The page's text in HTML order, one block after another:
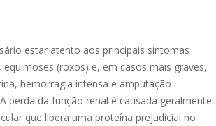
estar atento aos principais sintomas
(roxos) e, em casos mais graves,
hemorragia intensa e amputação –
perda da função renal é causada geralmente
que libera uma proteína prejudicial no